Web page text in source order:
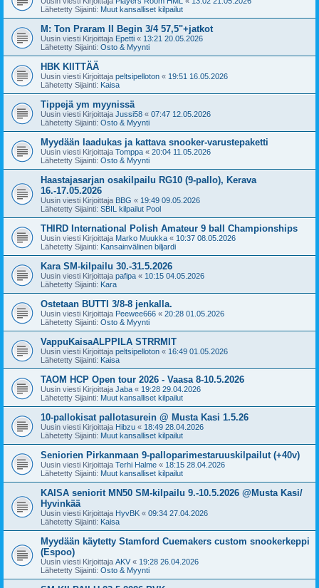
Lähetetty Sijainti: Muut kansalliset kilpailut
M: Ton Praram II Begin 3/4 57,5"+jatkot
Uusin viesti Kirjoittaja Epetti « 13:21 20.05.2026
Lähetetty Sijainti: Osto & Myynti
HBK KIITTÄÄ
Uusin viesti Kirjoittaja peltsipelloton « 19:51 16.05.2026
Lähetetty Sijainti: Kaisa
Tippejä ym myynissä
Uusin viesti Kirjoittaja Jussi58 « 07:47 12.05.2026
Lähetetty Sijainti: Osto & Myynti
Myydään laadukas ja kattava snooker-varustepaketti
Uusin viesti Kirjoittaja Tomppa « 20:04 11.05.2026
Lähetetty Sijainti: Osto & Myynti
Haastajasarjan osakilpailu RG10 (9-pallo), Kerava
16.-17.05.2026
Uusin viesti Kirjoittaja BBG « 19:49 09.05.2026
Lähetetty Sijainti: SBIL kilpailut Pool
THIRD International Polish Amateur 9 ball Championships
Uusin viesti Kirjoittaja Marko Muukka « 10:37 08.05.2026
Lähetetty Sijainti: Kansainvälinen biljardi
Kara SM-kilpailu 30.-31.5.2026
Uusin viesti Kirjoittaja pafipa « 10:15 04.05.2026
Lähetetty Sijainti: Kara
Ostetaan BUTTI 3/8-8 jenkalla.
Uusin viesti Kirjoittaja Peewee666 « 20:28 01.05.2026
Lähetetty Sijainti: Osto & Myynti
VappuKaisaALPPILA STRRMIT
Uusin viesti Kirjoittaja peltsipelloton « 16:49 01.05.2026
Lähetetty Sijainti: Kaisa
TAOM HCP Open tour 2026 - Vaasa 8-10.5.2026
Uusin viesti Kirjoittaja Jaba « 19:28 29.04.2026
Lähetetty Sijainti: Muut kansalliset kilpailut
10-pallokisat pallotasurein @ Musta Kasi 1.5.26
Uusin viesti Kirjoittaja Hibzu « 18:49 28.04.2026
Lähetetty Sijainti: Muut kansalliset kilpailut
Seniorien Pirkanmaan 9-palloparimestaruuskilpailut (+40v)
Uusin viesti Kirjoittaja Terhi Halme « 18:15 28.04.2026
Lähetetty Sijainti: Muut kansalliset kilpailut
KAISA seniorit MN50 SM-kilpailu 9.-10.5.2026 @Musta Kasi/
Hyvinkää
Uusin viesti Kirjoittaja HyvBK « 09:34 27.04.2026
Lähetetty Sijainti: Kaisa
Myydään käytetty Stamford Cuemakers custom snookerkeppi
(Espoo)
Uusin viesti Kirjoittaja AKV « 19:28 26.04.2026
Lähetetty Sijainti: Osto & Myynti